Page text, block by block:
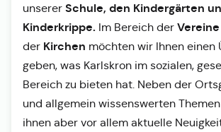
unserer Schule, den Kindergärten
Kinderkrippe. Im Bereich der Vereine
der Kirchen möchten wir Ihnen einen
geben, was Karlskron im sozialen,
Bereich zu bieten hat. Neben der
und allgemein wissenswerten
ihnen aber vor allem aktuelle